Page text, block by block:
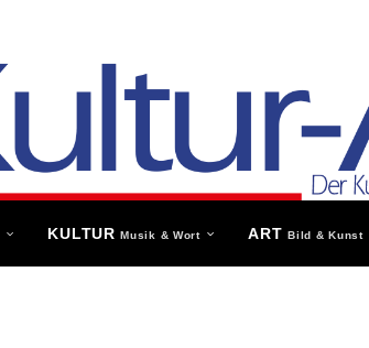
KULTURMusik & Wort ARTBild & Kunst